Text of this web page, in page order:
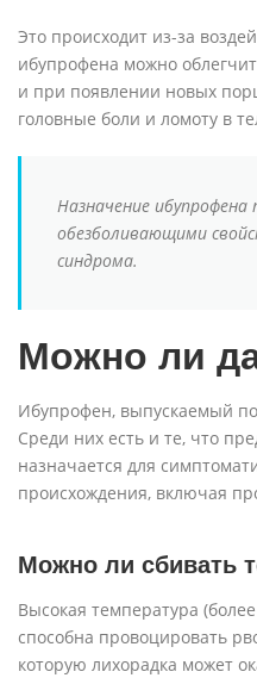
Это происходит из-за
ибупрофена можно
и при появлении новых
головные боли и ломоту в
Назначение
обезболивающими
синдрома.
Можно ли
Ибупрофен, выпускаемый
Среди них есть и те, что
назначается для
происхождения, включая
Можно ли сбивать
Высокая температура
способна провоцировать
которую лихорадка может